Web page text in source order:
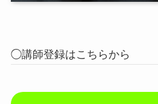
◯講師登録はこちらから